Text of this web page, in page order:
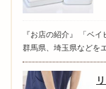
『お店の紹介』 「ベ
群馬県、埼玉県などを